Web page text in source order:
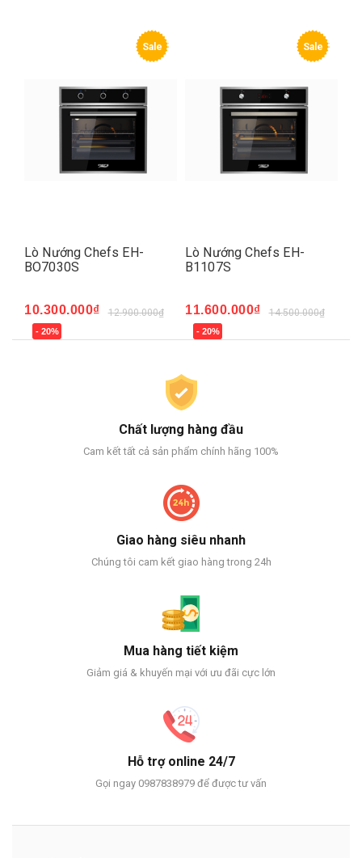
Sale
Lò Nướng Chefs EH-
BO7030S
10.300.000₫ 12.900.000₫
- 20%
Sale
Lò Nướng Chefs EH-
B1107S
11.600.000₫ 14.500.000₫
- 20%
Chất lượng hàng đầu
Cam kết tất cả sản phẩm chính hãng 100%
Giao hàng siêu nhanh
Chúng tôi cam kết giao hàng trong 24h
Mua hàng tiết kiệm
Giảm giá & khuyến mại với ưu đãi cực lớn
Hỗ trợ online 24/7
Gọi ngay 0987838979 để được tư vấn